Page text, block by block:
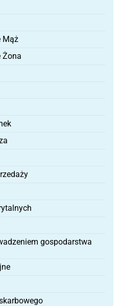
Mąż
Żona
gospodarstwa